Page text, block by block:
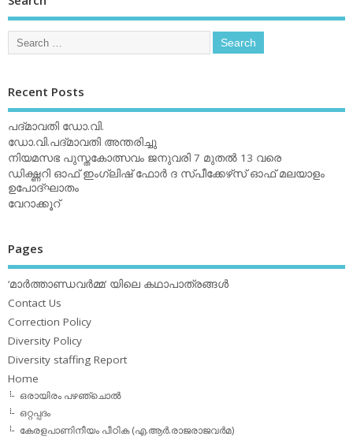
Recent Posts
പദ്മാവതി ഡോ.വി.
ഡോ.വി.പദ്മാവതി അന്തരിച്ചു
നിയമസഭ പുസ്തകോത്സവം ജനുവരി 7 മുതല്‍ 13 വരെ
ഡിക്ഷ്ണറി ഓഫ് ഇംഗ്ലിഷ് ഫോര്‍ ദ സ്പീക്കേഴ്‌സ് ഓഫ് മലയാളം
ഉപോദ്ഘാതം
വേറാക്കൂറ്
Pages
‘മാര്‍ത്താണ്ഡവര്‍മ്മ’ യിലെ കഥാപാത്രങ്ങള്‍
Contact Us
Correction Policy
Diversity Policy
Diversity staffing Report
Home
ഒരായിരം പഴഞ്ചൊല്‍
ഒറ്റപ്പദം
കേരളപാണിനീയം പീഠിക (എ.ആര്‍.രാജരാജവര്‍മ)